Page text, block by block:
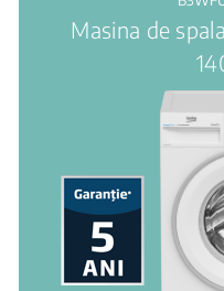
Masina de